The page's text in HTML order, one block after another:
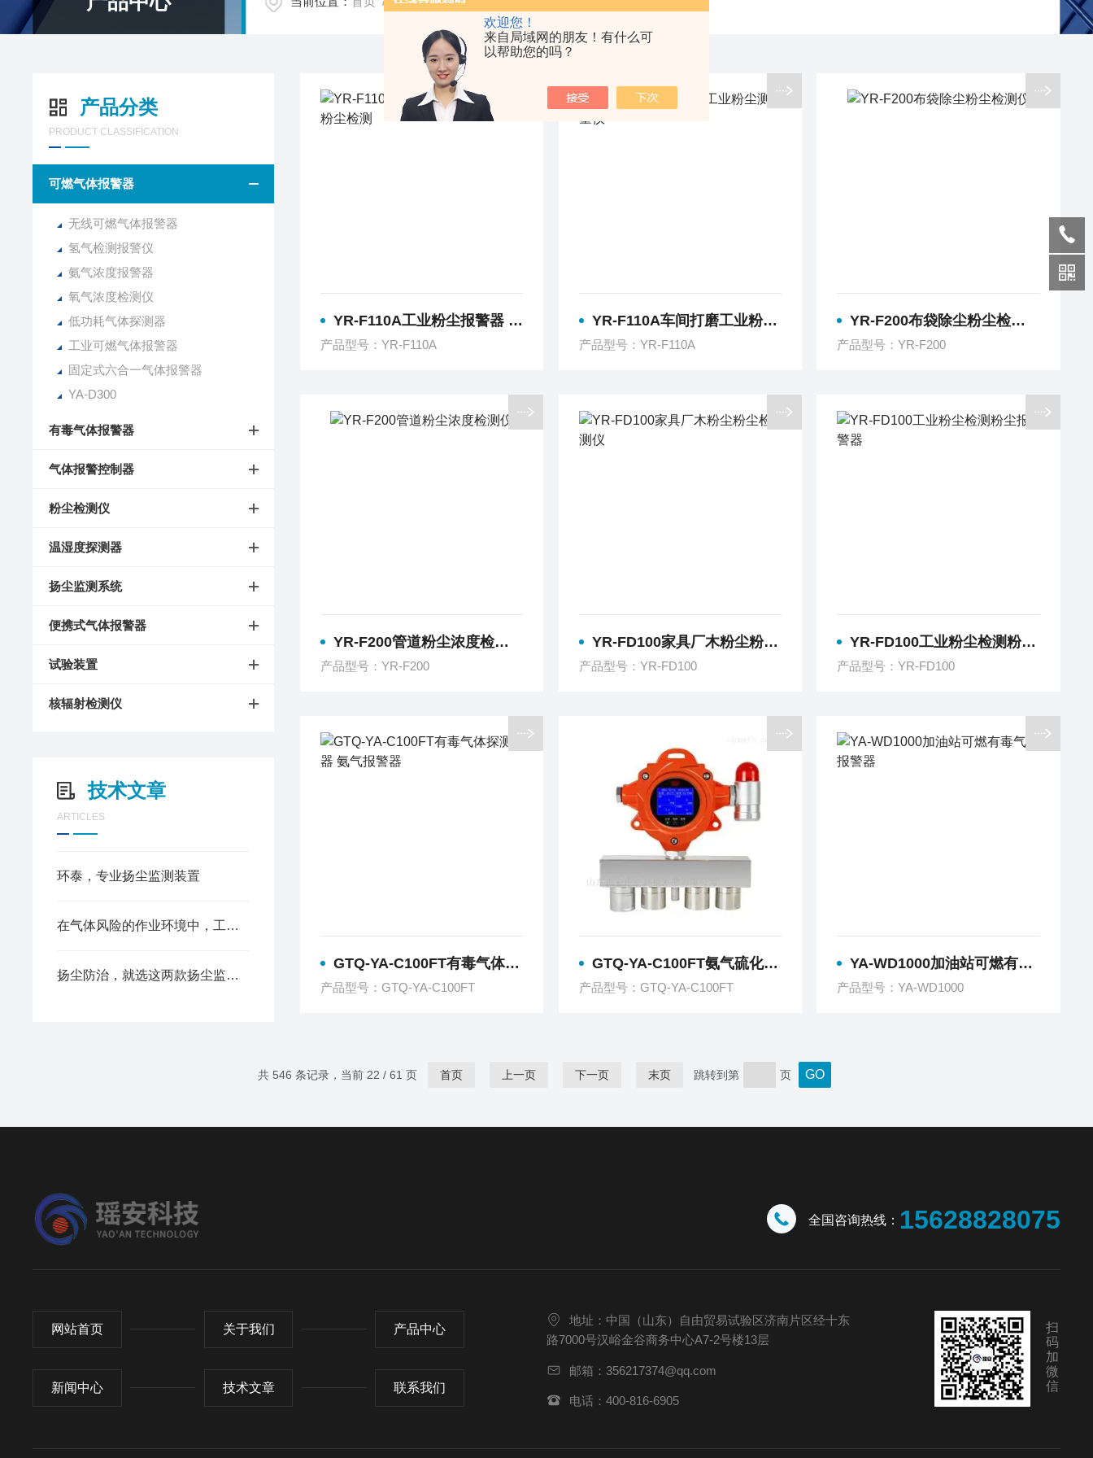
欢迎您！
来自局域网的朋友！有什么可
以帮助您的吗？
产品分类
PRODUCT CLASSIFICATION
可燃气体报警器
无线可燃气体报警器
氢气检测报警仪
氨气浓度报警器
氧气浓度检测仪
低功耗气体探测器
工业可燃气体报警器
固定式六合一气体报警器
YA-D300
有毒气体报警器
气体报警控制器
粉尘检测仪
温湿度探测器
扬尘监测系统
便携式气体报警器
试验装置
核辐射检测仪
技术文章
ARTICLES
环泰，专业扬尘监测装置
在气体风险的作业环境中，工业气体报警器是关键的一道防线
扬尘防治，就选这两款扬尘监测装置
YR-F110A工业粉尘报警器 厂房粉尘检测
产品型号：YR-F110A
YR-F110A车间打磨工业粉尘测量仪
产品型号：YR-F110A
YR-F200布袋除尘粉尘检测仪
产品型号：YR-F200
YR-F200管道粉尘浓度检测仪
产品型号：YR-F200
YR-FD100家具厂木粉尘粉尘检测仪
产品型号：YR-FD100
YR-FD100工业粉尘检测粉尘报警器
产品型号：YR-FD100
GTQ-YA-C100FT有毒气体探测器 氨气报警器
产品型号：GTQ-YA-C100FT
GTQ-YA-C100FT氨气硫化氢报警器
产品型号：GTQ-YA-C100FT
YA-WD1000加油站可燃有毒气体报警器
产品型号：YA-WD1000
共 546 条记录，当前 22 / 61 页 首页 上一页 下一页 末页 跳转到第 页
全国咨询热线： 15628828075
网站首页 关于我们 产品中心
新闻中心 技术文章 联系我们
地址：中国（山东）自由贸易试验区济南片区经十东
路7000号汉峪金谷商务中心A7-2号楼13层
邮箱：356217374@qq.com
电话：400-816-6905
扫
码
加
微
信